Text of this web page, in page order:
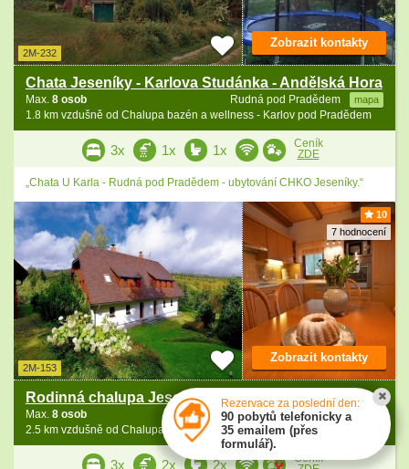
2M-232
Chata Jeseníky - Karlova Studánka - Andělská Hora
Rudná pod Pradědem mapa
Max. 8 osob
1.8 km vzdušně od Chalupa bazén a wellness - Karlov pod Pradědem
Zobrazit kontakty
3x 1x 1x
Ceník
ZDE
„Chata U Karla - Rudná pod Pradědem - ubytování CHKO Jeseníky.“
10
7 hodnocení
2M-153
Rodinná chalupa Jeseníky - Malá Morávka - Praděd
Malá Morávka
Max. 8 osob
2.5 km vzdušně od Chalupa bazén a wellness - Karlov pod Pradědem
Zobrazit kontakty
3x 2x 2x
Ceník
Rezervace za poslední den:
90 pobytů telefonicky a
35 emailem (přes
formulář).